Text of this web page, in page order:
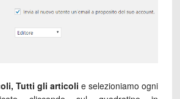
Tutti gli articoli e selezioniamo ogni